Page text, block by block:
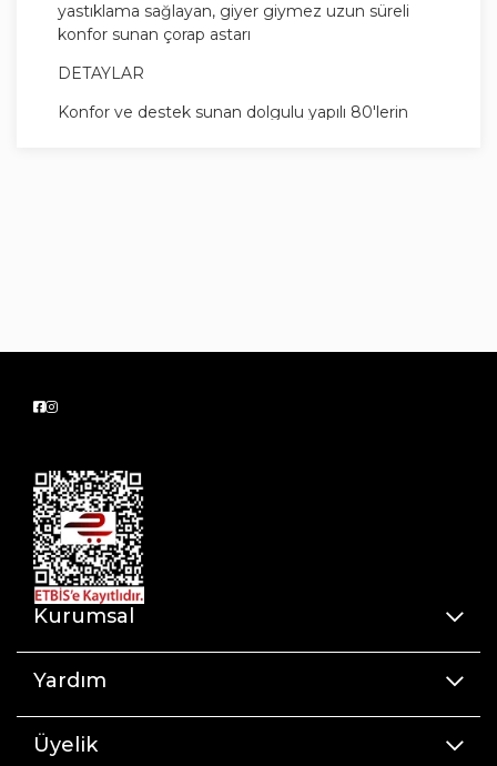
yastıklama sağlayan, giyer giymez uzun süreli
konfor sunan çorap astarı
DETAYLAR
Konfor ve destek sunan dolgulu yapılı 80'lerin
Kurumsal
Yardım
Üyelik